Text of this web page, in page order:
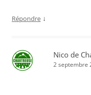
Répondre ↓
Nico de
2 septembre